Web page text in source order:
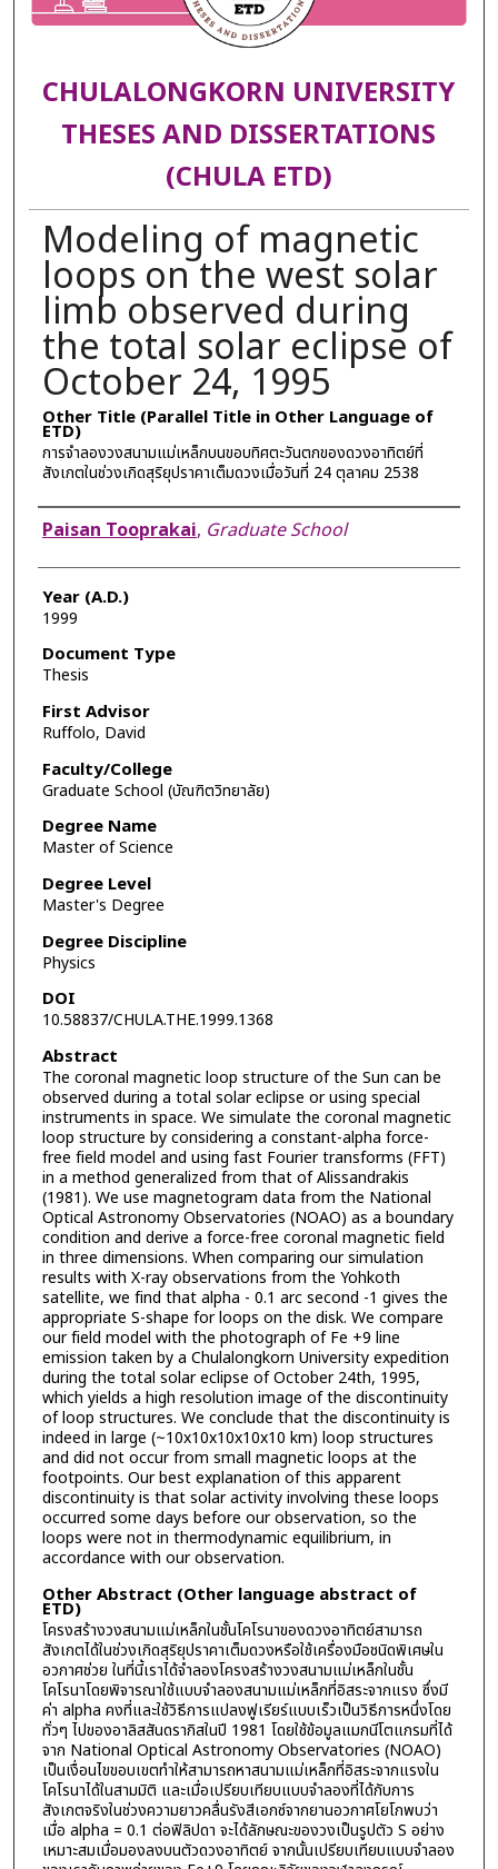
CHULALONGKORN UNIVERSITY
THESES AND DISSERTATIONS
(CHULA ETD)
Modeling of magnetic
loops on the west solar
limb observed during
the total solar eclipse of
October 24, 1995
Other Title (Parallel Title in Other Language of
ETD)
การจำลองวงสนามแม่เหล็กบนขอบทิศตะวันตกของดวงอาทิตย์ที่
สังเกตในช่วงเกิดสุริยุปราคาเต็มดวงเมื่อวันที่ 24 ตุลาคม 2538
Author
Paisan Tooprakai, Graduate School
Year (A.D.)
1999
Document Type
Thesis
First Advisor
Ruffolo, David
Faculty/College
Graduate School (บัณฑิตวิทยาลัย)
Degree Name
Master of Science
Degree Level
Master's Degree
Degree Discipline
Physics
DOI
10.58837/CHULA.THE.1999.1368
Abstract
The coronal magnetic loop structure of the Sun can be
observed during a total solar eclipse or using special
instruments in space. We simulate the coronal magnetic
loop structure by considering a constant-alpha force-
free field model and using fast Fourier transforms (FFT)
in a method generalized from that of Alissandrakis
(1981). We use magnetogram data from the National
Optical Astronomy Observatories (NOAO) as a boundary
condition and derive a force-free coronal magnetic field
in three dimensions. When comparing our simulation
results with X-ray observations from the Yohkoth
satellite, we find that alpha - 0.1 arc second -1 gives the
appropriate S-shape for loops on the disk. We compare
our field model with the photograph of Fe +9 line
emission taken by a Chulalongkorn University expedition
during the total solar eclipse of October 24th, 1995,
which yields a high resolution image of the discontinuity
of loop structures. We conclude that the discontinuity is
indeed in large (~10x10x10x10x10 km) loop structures
and did not occur from small magnetic loops at the
footpoints. Our best explanation of this apparent
discontinuity is that solar activity involving these loops
occurred some days before our observation, so the
loops were not in thermodynamic equilibrium, in
accordance with our observation.
Other Abstract (Other language abstract of
ETD)
โครงสร้างวงสนามแม่เหล็กในชั้นโคโรนาของดวงอาทิตย์สามารถ
สังเกตได้ในช่วงเกิดสุริยุปราคาเต็มดวงหรือใช้เครื่องมือชนิดพิเศษใน
อวกาศช่วย ในที่นี้เราได้จำลองโครงสร้างวงสนามแม่เหล็กในชั้น
โคโรนาโดยพิจารณาใช้แบบจำลองสนามแม่เหล็กที่อิสระจากแรง ซึ่งมี
ค่า alpha คงที่และใช้วิธีการแปลงฟูเรียร์แบบเร็วเป็นวิธีการหนึ่งโดย
ทั่วๆ ไปของอาลิสสันดรากิสในปี 1981 โดยใช้ข้อมูลแมกนีโตแกรมที่ได้
จาก National Optical Astronomy Observatories (NOAO)
เป็นเงื่อนไขขอบเขตทำให้สามารถหาสนามแม่เหล็กที่อิสระจากแรงใน
โคโรนาได้ในสามมิติ และเมื่อเปรียบเทียบแบบจำลองที่ได้กับการ
สังเกตจริงในช่วงความยาวคลื่นรังสีเอกซ์จากยานอวกาศโยโกพบว่า
เมื่อ alpha = 0.1 ต่อฟิลิปดา จะได้ลักษณะของวงเป็นรูปตัว S อย่าง
เหมาะสมเมื่อมองลงบนตัวดวงอาทิตย์ จากนั้นเปรียบเทียบแบบจำลอง